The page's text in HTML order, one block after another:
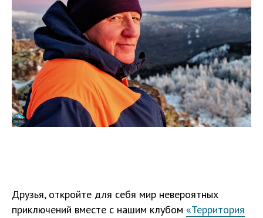
Друзья, откройте для себя мир невероятных
приключений вместе с нашим клубом «Территория